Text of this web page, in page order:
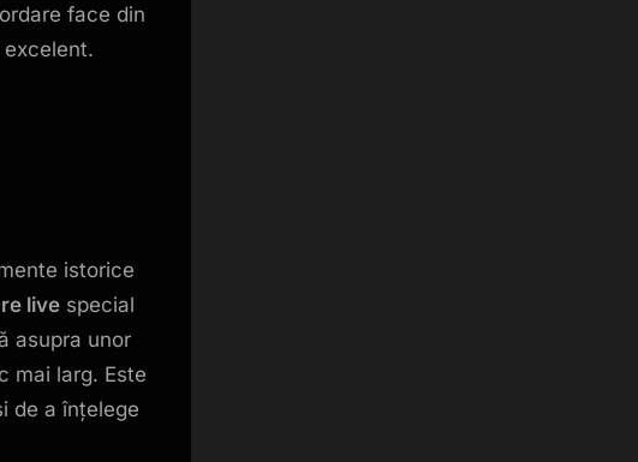
face din
istorice
live special
asupra unor
mai larg. Este
de a înțelege